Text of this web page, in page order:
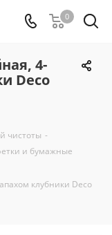
0
4-
Deco
чистоты -
и бумажные
клубники Deco